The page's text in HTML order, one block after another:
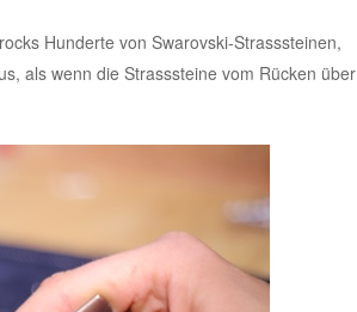
Hunderte von Swarovski-Strasssteinen,
als wenn die Strasssteine vom Rücken über